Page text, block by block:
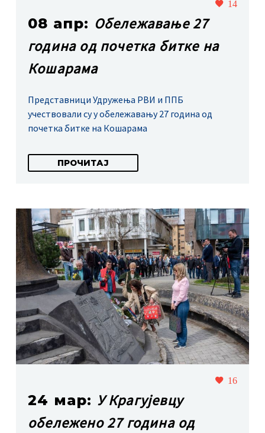
14
08 апр: Обележавање 27
година од почетка битке на
Кошарама
Представници Удружења РВИ и ППБ
учествовали су у обележавању 27 година од
почетка битке на Кошарама
ПРОЧИТАЈ
16
24 мар: У Крагујевцу
обележено 27 година од